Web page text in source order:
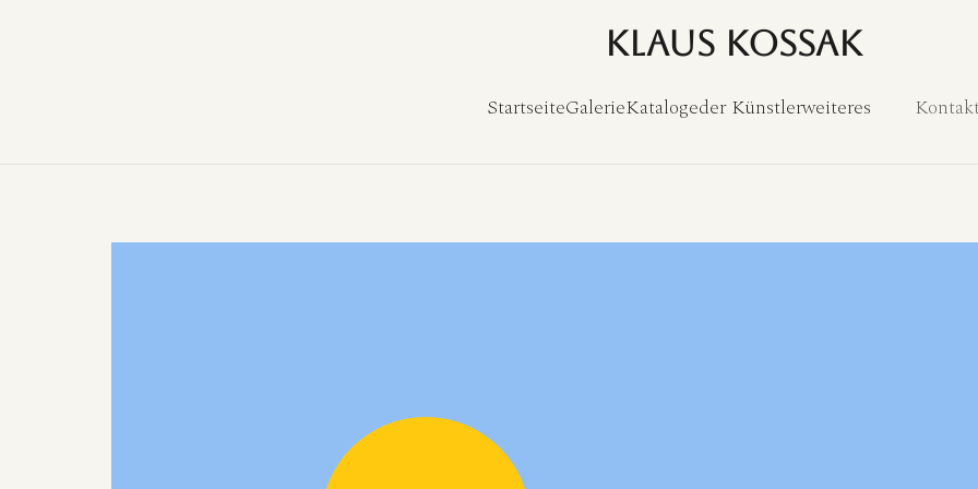
Klaus Kossak
StartseiteGalerieKatalogeder Künstlerweiteres